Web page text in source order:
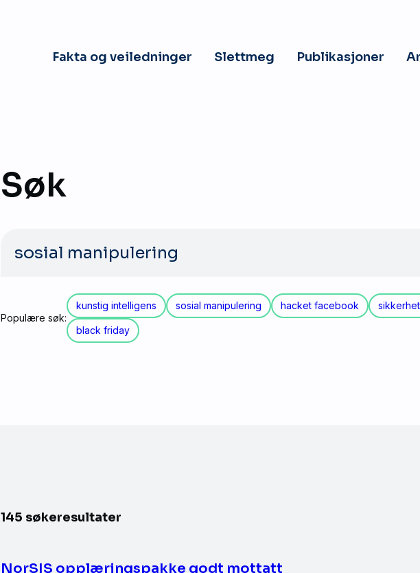
Fakta og veiledninger Slettmeg Publikasjoner
Søk
etter:
Populære søk:
kunstig intelligens sosial manipulering hacket facebook
black friday
145 søkeresultater
NorSIS opplæringspakke godt mottatt